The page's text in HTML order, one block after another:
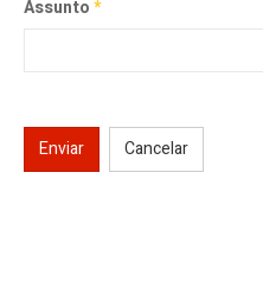
Assunto*
Enviar Cancelar